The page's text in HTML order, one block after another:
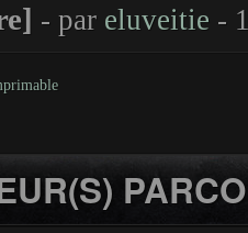
- par eluveitie -